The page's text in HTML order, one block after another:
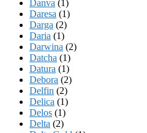
Danva (1)
Daresa (1)
Darga (2)
Daria (1)
Darwina (2)
Datcha (1)
Datura (1)
Debora (2)
Delfin (2)
Delica (1)
Delos (1)
Delta (2)